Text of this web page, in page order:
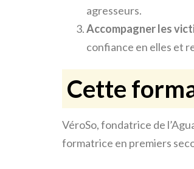
agresseurs.
Accompagner les
confiance en elles et
Cette
VéroSo, fondatrice de
formatrice en premiers